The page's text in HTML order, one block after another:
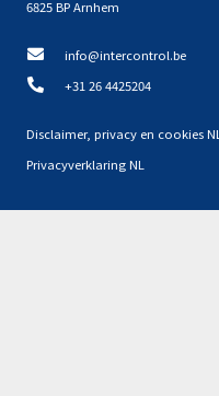
6825 BP Arnhem
info@intercontrol.be
+31 26 4425204
Disclaimer, privacy en cookies NL
Privacyverklaring NL